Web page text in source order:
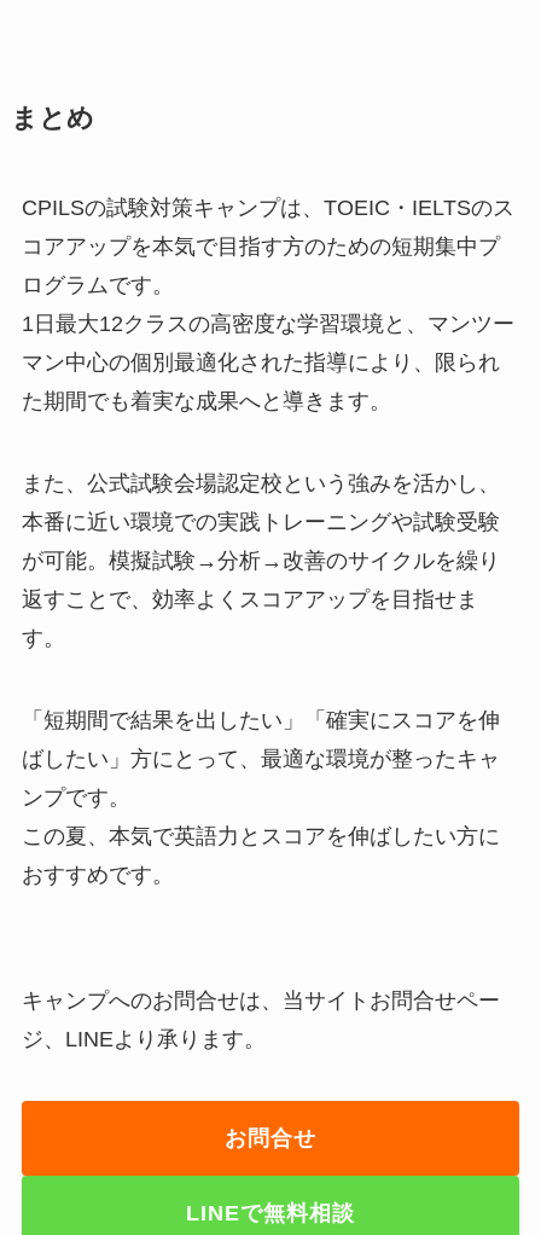
まとめ
CPILSの試験対策キャンプは、TOEIC・IELTSのス
コアアップを本気で目指す方のための短期集中プ
ログラムです。
1日最大12クラスの高密度な学習環境と、マンツー
マン中心の個別最適化された指導により、限られ
た期間でも着実な成果へと導きます。
また、公式試験会場認定校という強みを活かし、
本番に近い環境での実践トレーニングや試験受験
が可能。模擬試験→分析→改善のサイクルを繰り
返すことで、効率よくスコアアップを目指せま
す。
「短期間で結果を出したい」「確実にスコアを伸
ばしたい」方にとって、最適な環境が整ったキャ
ンプです。
この夏、本気で英語力とスコアを伸ばしたい方に
おすすめです。
キャンプへのお問合せは、当サイトお問合せペー
ジ、LINEより承ります。
お問合せ
LINEで無料相談